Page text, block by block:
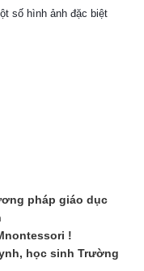
số hình ảnh đặc biệt
pháp giáo dục
!
học sinh Trường